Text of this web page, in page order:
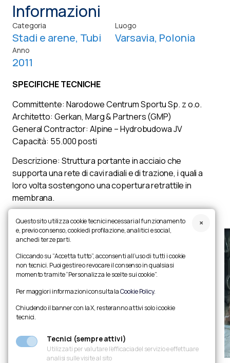
Informazioni
Categoria
Stadi e arene, Tubi
Luogo
Varsavia, Polonia
Anno
2011
SPECIFICHE TECNICHE
Committente: Narodowe Centrum Sportu Sp. z o.o.
Architetto: Gerkan, Marg & Partners (GMP)
General Contractor: Alpine – Hydrobudowa JV
Capacità: 55.000 posti
Descrizione: Struttura portante in acciaio che
supporta una rete di cavi radiali e di trazione, i quali a
loro volta sostengono una copertura retrattile in
membrana.
Questo sito utilizza cookie tecnici necessari al funzionamento
e, previo consenso, cookie di profilazione, analitici e social,
anche di terze parti.
Cliccando su “Accetta tutto”, acconsenti all’uso di tutti i cookie
non tecnici. Puoi gestire o revocare il consenso in qualsiasi
momento tramite “Personalizza le scelte sui cookie”.
Per maggiori informazioni consulta laCookie Policy.
Chiudendo il banner con la X, resteranno attivi solo i cookie
tecnici.
Tecnici (sempre attivi)
Utilizzati per valutare l’efficacia del servizio e effettuare
analisi sulle visite al sito